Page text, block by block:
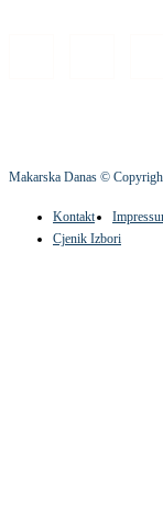
Makarska Danas ©
Kontakt
Cjenik Izbori